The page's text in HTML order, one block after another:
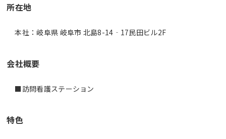
所在地
本社：岐阜県 岐阜市 北島8-14‐17民田ビル2F
会社概要
■訪問看護ステーション
特色